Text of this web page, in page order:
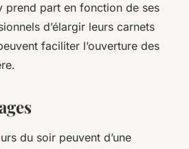
prend part en fonction de ses
d’élargir leurs carnets
faciliter l’ouverture des
du soir peuvent d’une